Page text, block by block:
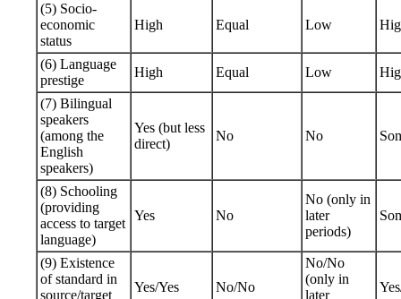
(5) Socio-
economic
status
High Equal Low
(6) Language
prestige
High Equal Low
(7) Bilingual
speakers
(among the
English
speakers)
Yes (but less
direct)
No No
(8) Schooling
(providing
access to target
language)
Yes No
No (only in
later
periods)
(9) Existence
of standard in
source/target
Yes/Yes No/No
No/No
(only in
later